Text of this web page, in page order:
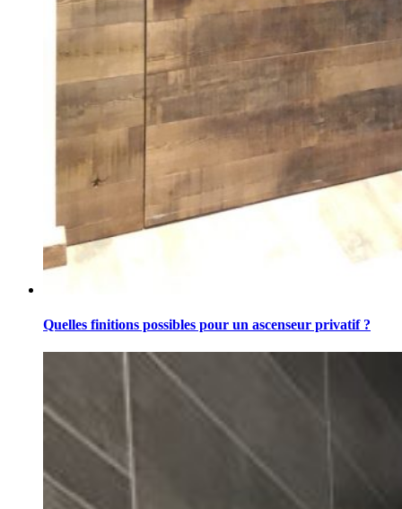
Quelles finitions possibles pour un ascenseur privatif ?